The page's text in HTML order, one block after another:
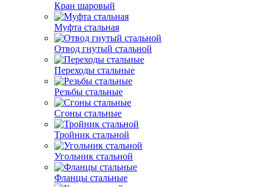
Кран шаровый
Муфта стальная
Отвод гнутый стальной
Переходы стальные
Резьбы стальные
Сгоны стальные
Тройник стальной
Угольник стальной
Фланцы стальные